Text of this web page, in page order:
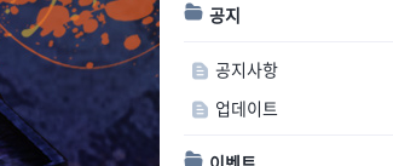
공지
공지사항
업데이트